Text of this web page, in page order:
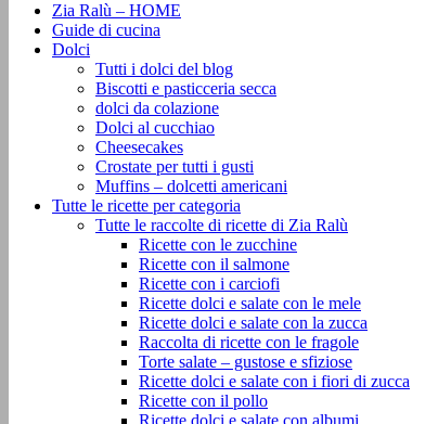
Zia Ralù – HOME
Guide di cucina
Dolci
Tutti i dolci del blog
Biscotti e pasticceria secca
dolci da colazione
Dolci al cucchiao
Cheesecakes
Crostate per tutti i gusti
Muffins – dolcetti americani
Tutte le ricette per categoria
Tutte le raccolte di ricette di Zia Ralù
Ricette con le zucchine
Ricette con il salmone
Ricette con i carciofi
Ricette dolci e salate con le mele
Ricette dolci e salate con la zucca
Raccolta di ricette con le fragole
Torte salate – gustose e sfiziose
Ricette dolci e salate con i fiori di zucca
Ricette con il pollo
Ricette dolci e salate con albumi